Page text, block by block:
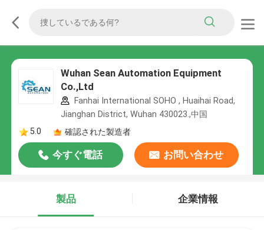
Wuhan Sean Automation Equipment
Co.,Ltd
Fanhai International SOHO , Huaihai Road,
Jianghan District, Wuhan 430023.,中国
5.0
確認された製造者
今すぐ電話 お問い合わせ
製品 企業情報